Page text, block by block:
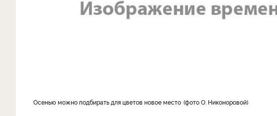
Осенью можно подбирать для цветов новое место фото О. Никоноровой